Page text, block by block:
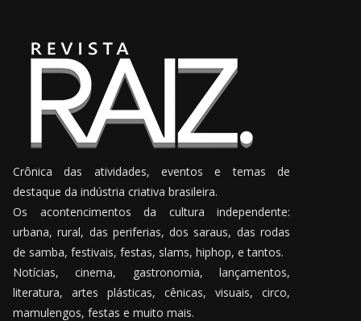
Crônica das atividades, eventos e temas de
destaque da indústria criativa brasileira.
Os acontencimentos da cultura independente:
urbana, rural, das periferias, dos saraus, das rodas
de samba, festivais, festas, slams, hiphop, e tantos.
Notícias, cinema, gastronomia, lançamentos,
literatura, artes plásticas, cênicas, visuais, circo,
mamulengos, festas e muito mais.